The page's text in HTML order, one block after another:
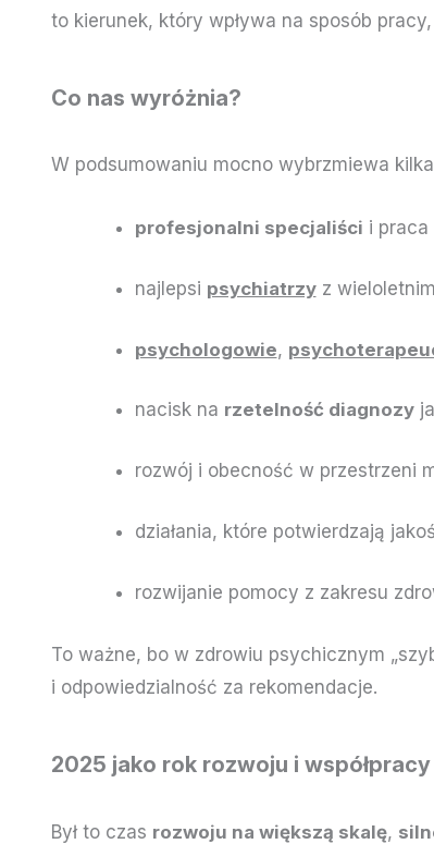
to kierunek, który wpływa na sposób
Co nas wyróżnia?
W podsumowaniu mocno wybrzmiewa
profesjonalni specjaliści i praca
najlepsi psychiatrzyz
psychologowie,
nacisk na rzetelność diagnozy
rozwój i obecność w przestrzeni
działania, które potwierdzają
rozwijanie pomocy z zakresu
To ważne, bo w zdrowiu psychicznym
i odpowiedzialność za rekomendacje.
2025 jako rok rozwoju i współpracy
Był to czas rozwoju na większą skalę,